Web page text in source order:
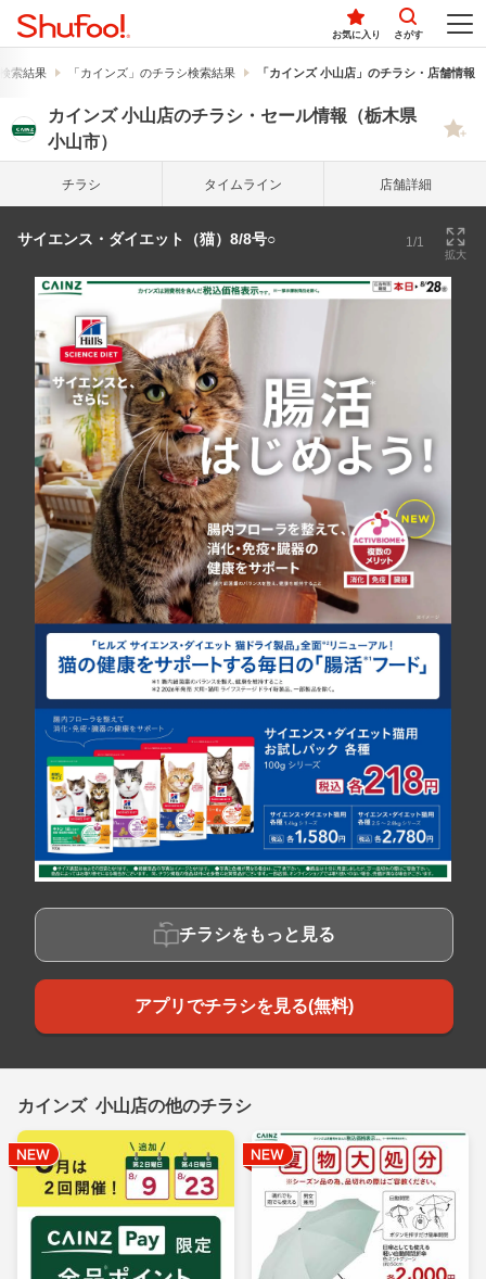
お気に入り さがす
索結果 「カインズ」のチラシ検索結果 「カインズ 小山店」のチラシ・店舗情報
カインズ 小山店のチラシ・セール情報（栃木県
小山市）
チラシ タイム ライン 店舗詳細
サイエンス・ダイエット（猫）8/8号○ 1/1
拡大
チラシをもっと見る
アプリでチラシを見る(無料)
カインズ 小山店の他のチラシ